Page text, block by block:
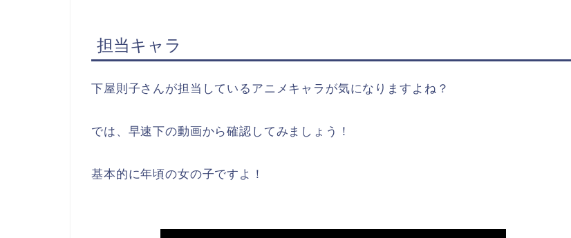
担当キャラ
下屋則子さんが担当しているアニメキャラが気になりますよね？
では、早速下の動画から確認してみましょう！
基本的に年頃の女の子ですよ！